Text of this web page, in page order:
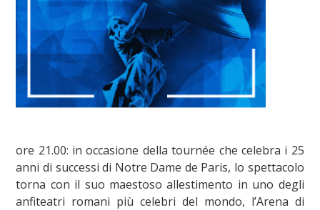
ore 21.00: in occasione della tournée che celebra i 25
anni di successi di Notre Dame de Paris, lo spettacolo
torna con il suo maestoso allestimento in uno degli
anfiteatri romani più celebri del mondo, l’Arena di